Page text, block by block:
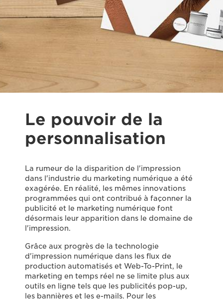
Le pouvoir de la
personnalisation
La rumeur de la disparition de l'impression
dans l'industrie du marketing numérique a été
exagérée. En réalité, les mêmes innovations
programmées qui ont contribué à façonner la
publicité et le marketing numérique font
désormais leur apparition dans le domaine de
l'impression.
Grâce aux progrès de la technologie
d'impression numérique dans les flux de
production automatisés et Web-To-Print, le
marketing en temps réel ne se limite plus aux
outils en ligne tels que les publicités pop-up,
les bannières et les e-mails. Pour les